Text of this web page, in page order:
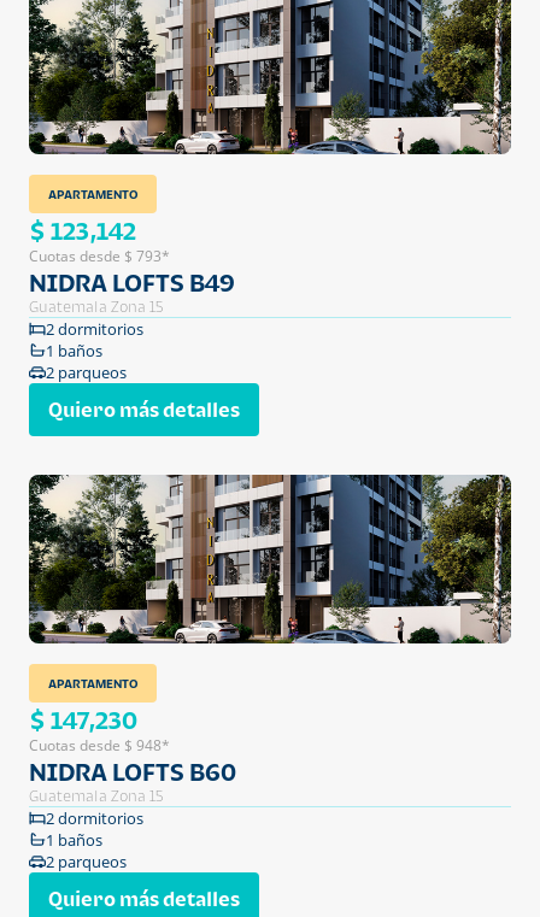
APARTAMENTO
$ 123,142
Cuotas desde $ 793*
NIDRA LOFTS B49
Guatemala Zona 15
2 dormitorios
1 baños
2 parqueos
Quiero más detalles
APARTAMENTO
$ 147,230
Cuotas desde $ 948*
NIDRA LOFTS B60
Guatemala Zona 15
2 dormitorios
1 baños
2 parqueos
Quiero más detalles